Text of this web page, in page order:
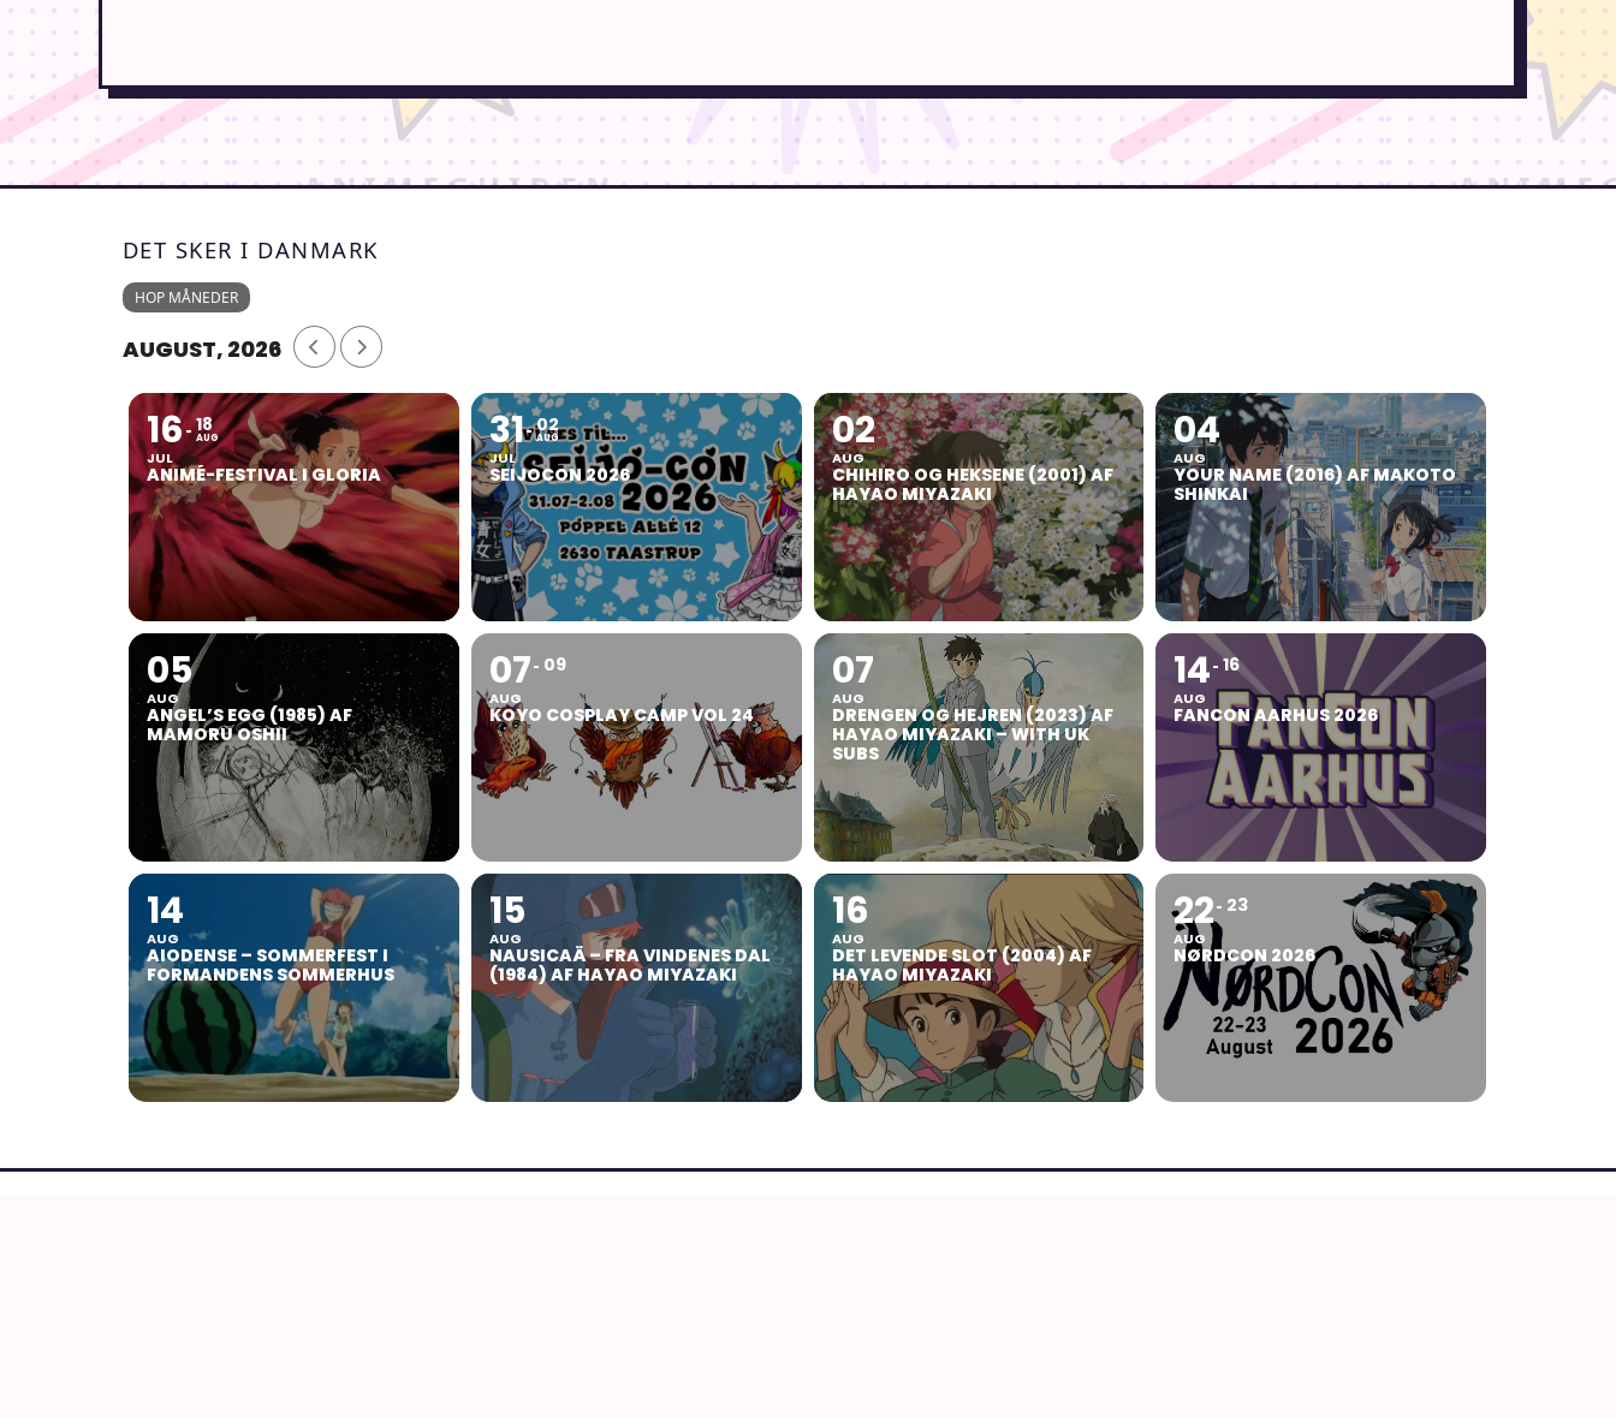
DET SKER I DANMARK
HOP MÅNEDER
AUGUST, 2026
16
JUL
18
AUG
ANIMÉ-FESTIVAL I GLORIA
31
JUL
02
AUG
SEIJOCON 2026
02
AUG
CHIHIRO OG HEKSENE (2001) AF
HAYAO MIYAZAKI
04
AUG
YOUR NAME (2016) AF MAKOTO
SHINKAI
05
AUG
ANGEL’S EGG (1985) AF
MAMORU OSHII
07
AUG
09
KOYO COSPLAY CAMP VOL 24
07
AUG
DRENGEN OG HEJREN (2023) AF
HAYAO MIYAZAKI – WITH UK
SUBS
14
AUG
16
FANCON AARHUS 2026
14
AUG
AIODENSE – SOMMERFEST I
FORMANDENS SOMMERHUS
15
AUG
NAUSICAÄ – FRA VINDENES DAL
(1984) AF HAYAO MIYAZAKI
16
AUG
DET LEVENDE SLOT (2004) AF
HAYAO MIYAZAKI
22
AUG
23
NØRDCON 2026